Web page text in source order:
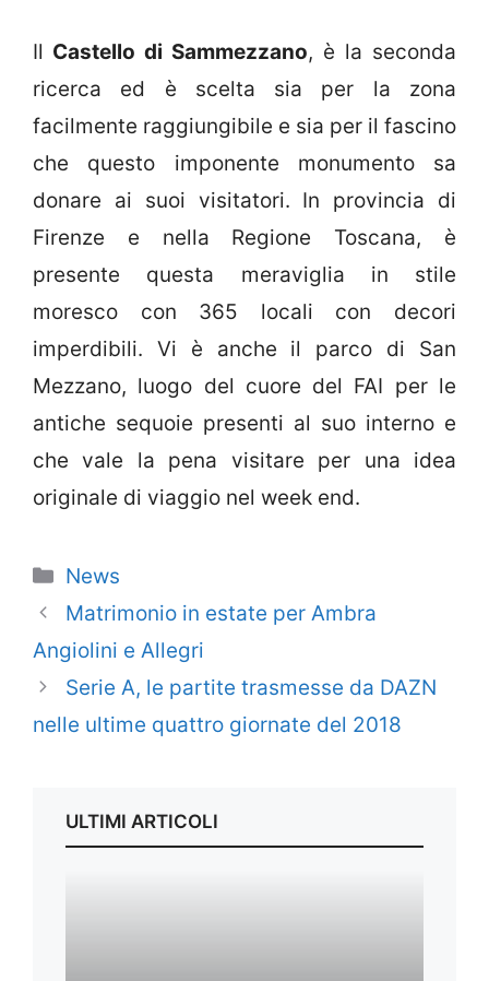
Il Castello di Sammezzano, è la seconda
ricerca ed è scelta sia per la zona
facilmente raggiungibile e sia per il fascino
che questo imponente monumento sa
donare ai suoi visitatori. In provincia di
Firenze e nella Regione Toscana, è
presente questa meraviglia in stile
moresco con 365 locali con decori
imperdibili. Vi è anche il parco di San
Mezzano, luogo del cuore del FAI per le
antiche sequoie presenti al suo interno e
che vale la pena visitare per una idea
originale di viaggio nel week end.
Categorie
News
Matrimonio in estate per Ambra
Angiolini e Allegri
Serie A, le partite trasmesse da DAZN
nelle ultime quattro giornate del 2018
ULTIMI ARTICOLI